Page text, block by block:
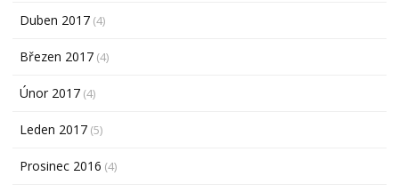
Duben 2017 (4)
Březen 2017 (4)
Únor 2017 (4)
Leden 2017 (5)
Prosinec 2016 (4)